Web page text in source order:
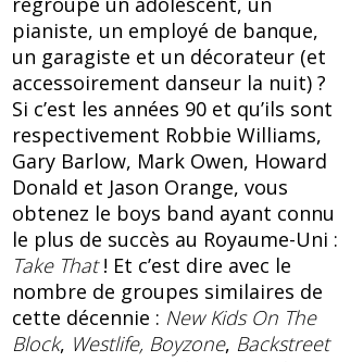
b
o
o
k
sk
y
pianiste, un employé de banque,
un garagiste et un décorateur (et
accessoirement danseur la nuit) ?
Si c’est les années 90 et qu’ils sont
respectivement Robbie Williams,
Gary Barlow, Mark Owen, Howard
Donald et Jason Orange, vous
obtenez le boys band ayant connu
le plus de succès au Royaume-Uni :
Take That! Et c’est dire avec le
nombre de groupes similaires de
cette décennie : New Kids On The
Block, Westlife, Boyzone, Backstreet